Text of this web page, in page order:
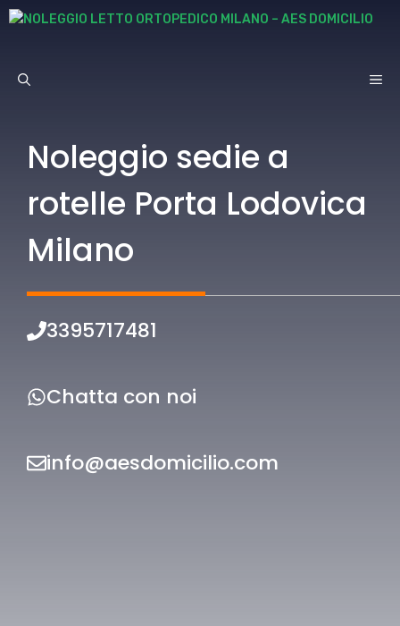
Vai
Noleggio sedie a
rotelle Porta Lodovica
Milano
3395717481
Chatta con noi
info@aesdomicilio.com